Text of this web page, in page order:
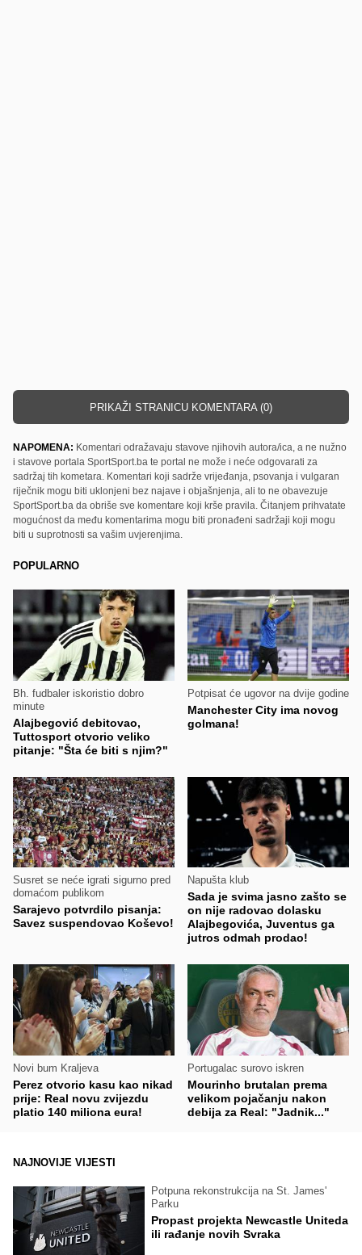
PRIKAŽI STRANICU KOMENTARA (0)
NAPOMENA: Komentari odražavaju stavove njihovih autora/ica, a ne nužno
i stavove portala SportSport.ba te portal ne može i neće odgovarati za
sadržaj tih kometara. Komentari koji sadrže vrijeđanja, psovanja i vulgaran
riječnik mogu biti uklonjeni bez najave i objašnjenja, ali to ne obavezuje
SportSport.ba da obriše sve komentare koji krše pravila. Čitanjem prihvatate
mogućnost da među komentarima mogu biti pronađeni sadržaji koji mogu
biti u suprotnosti sa vašim uvjerenjima.
POPULARNO
Bh. fudbaler iskoristio dobro
minute
Alajbegović debitovao,
Tuttosport otvorio veliko
pitanje: "Šta će biti s njim?"
Potpisat će ugovor na dvije godine
Manchester City ima novog
golmana!
Susret se neće igrati sigurno pred
domaćom publikom
Sarajevo potvrdilo pisanja:
Savez suspendovao Koševo!
Napušta klub
Sada je svima jasno zašto se
on nije radovao dolasku
Alajbegovića, Juventus ga
jutros odmah prodao!
Novi bum Kraljeva
Perez otvorio kasu kao nikad
prije: Real novu zvijezdu
platio 140 miliona eura!
Portugalac surovo iskren
Mourinho brutalan prema
velikom pojačanju nakon
debija za Real: "Jadnik..."
NAJNOVIJE VIJESTI
Potpuna rekonstrukcija na St. James'
Parku
Propast projekta Newcastle Uniteda
ili rađanje novih Svraka